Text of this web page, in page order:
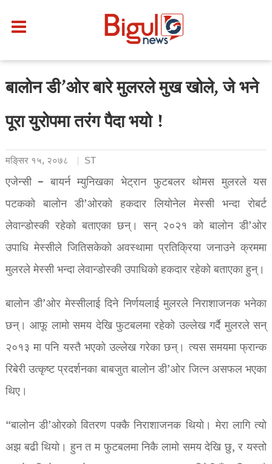
बालोन डी’ओर बारे मुलरले मुख खोले, जे भने
पूरा युरोपमा तरंग पैदा भयो !
मङि्सर १५, २०७८ ST
एजेन्सी – बायर्न म्युनिखका भेट्रान फुटबलर थोमस मुलरले यस
पटकको बालोन डी’ओरको हकदार लियोनेल मेस्सी भन्दा रोबर्ट
लेवान्डोस्की रहेको बताएका छन्। सन् २०२१ को बालोन डी’ओर
उपाधि मेस्सीले जितिसकेको अवस्थामा प्रतिक्रिया जनाउने क्रममा
मुलरले मेस्सी भन्दा लेवान्डोस्की उपाधिको हकदार रहेको बताएका हुन्।
बालोन डी’ओर मेस्सीलाई दिने निर्णयलाई मुलरले निराशाजनक भनेका
छन्। आफू लामो समय देखि फुटबलमा रहेको उल्लेख गर्दै मुलरले सन्
२०१३ मा पनि यस्तै भएको उल्लेख गरेका छन्। त्यस समयमा फ्रान्क
रिबेरी उत्कृष्ट प्रदर्शनका बाबजुत बालोन डी’ओर जित्न असफल भएका
थिए।
“बालोन डी’ओरको वितरण पक्कै निराशाजनक थियो। मेरा लागि त्यो
अझ बढी थियो। हुन त म फुटबलमा निकै लामो समय देखि छु, र यस्तो